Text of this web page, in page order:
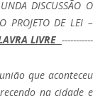
DISCUSSÃO O
PROJETO DE LEI –
LIVRE -----------
que aconteceu
na cidade e